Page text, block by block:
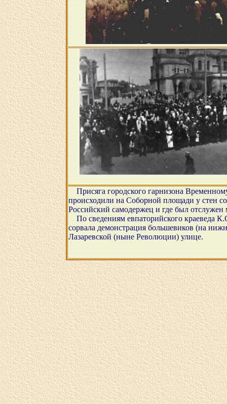
Присяга городского гарнизона
происходили на Соборной площади у стен
Российский самодержец и где был отслужен
По сведениям евпаторийского краеведа
сорвала демонстрация большевиков (на
Лазаревской (ныне Революции) улице.